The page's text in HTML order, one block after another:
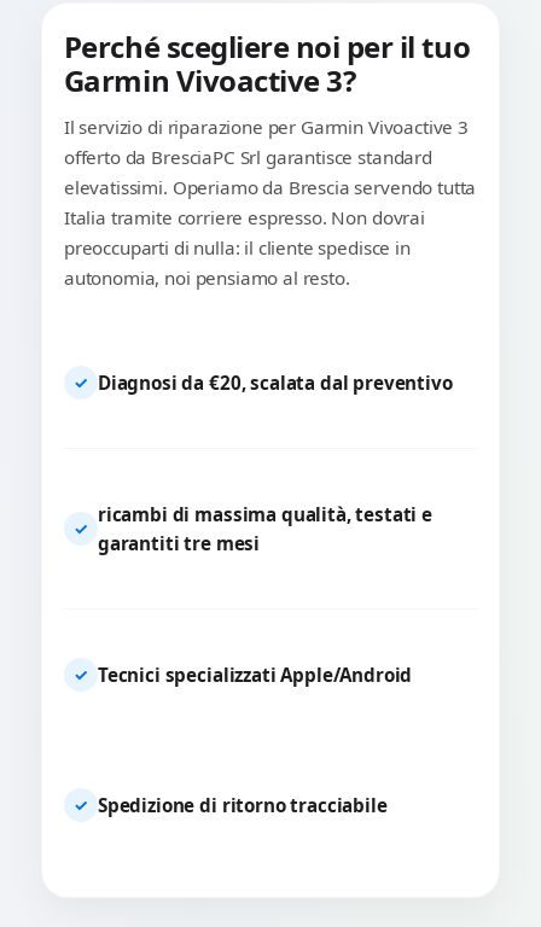
Perché scegliere noi per il tuo
Garmin Vivoactive 3?
Il servizio di riparazione per Garmin Vivoactive 3
offerto da BresciaPC Srl garantisce standard
elevatissimi. Operiamo da Brescia servendo tutta
Italia tramite corriere espresso. Non dovrai
preoccuparti di nulla: il cliente spedisce in
autonomia, noi pensiamo al resto.
✓ Diagnosi da €20, scalata dal preventivo
✓
ricambi di massima qualità, testati e
garantiti tre mesi
✓ Tecnici specializzati Apple/Android
✓ Spedizione di ritorno tracciabile